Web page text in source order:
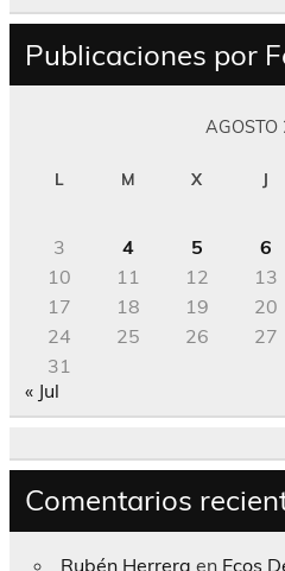
Publicaciones por
AGOSTO
L M X J
3
4 5 6
10
11 12 13
17
18 19 20
24
25 26 27
31
« Jul
Comentarios
Rubén Herrera en Ecos